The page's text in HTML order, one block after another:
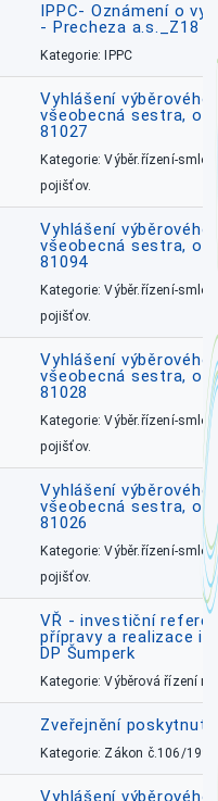
IPPC- Oznámení o
- Precheza a.s._Z18
Kategorie: IPPC
Vyhlášení
všeobecná sestra,
81027
Kategorie: Výběr.řízení-
pojišťov.
Vyhlášení
všeobecná sestra,
81094
Kategorie: Výběr.řízení-
pojišťov.
Vyhlášení
všeobecná sestra,
81028
Kategorie: Výběr.řízení-
pojišťov.
Vyhlášení
všeobecná sestra,
81026
Kategorie: Výběr.řízení-
pojišťov.
VŘ - investiční
přípravy a realizace
DP Šumperk
Kategorie: Výběrová řízení
Zveřejnění
Kategorie: Zákon č.106/1999
Vyhlášení